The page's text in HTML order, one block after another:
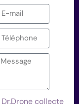
Dr.Drone collecte